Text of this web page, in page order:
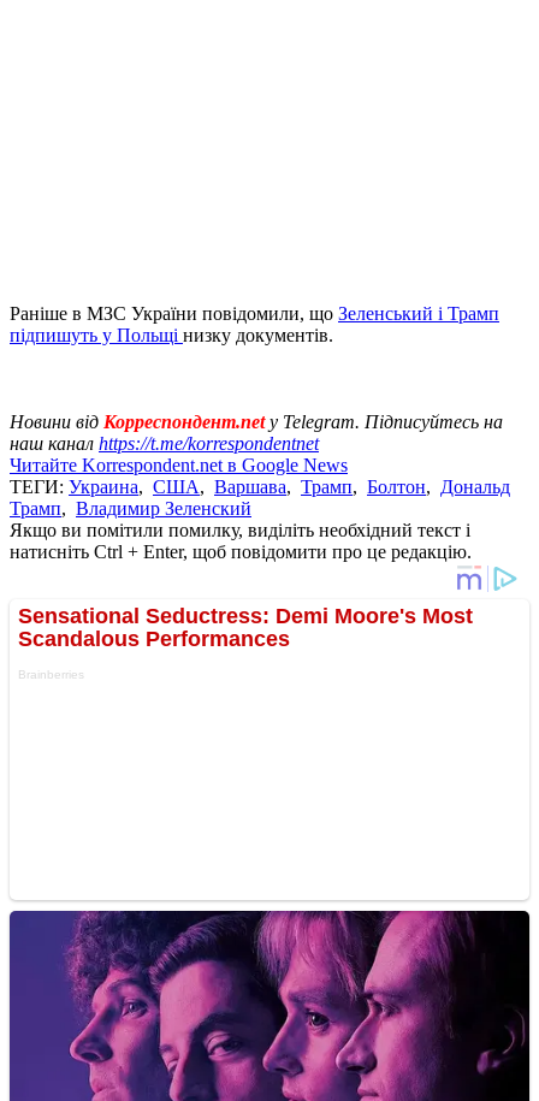
Раніше в МЗС України повідомили, що Зеленський і Трамп
підпишуть у Польщі низку документів.
Новини від Корреспондент.netу Telegram. Підписуйтесь на
наш канал https://t.me/korrespondentnet
Читайте Korrespondent.net в Google News
ТЕГИ: Украина, США, Варшава, Трамп, Болтон, Дональд
Трамп, Владимир Зеленский
Якщо ви помітили помилку, виділіть необхідний текст і
натисніть Ctrl + Enter, щоб повідомити про це редакцію.